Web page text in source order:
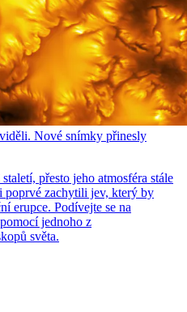
Nové snímky přinesly
přesto jeho atmosféra stále
poprvé zachytili jev, který by
erupce. Podívejte se na
jednoho z
světa.